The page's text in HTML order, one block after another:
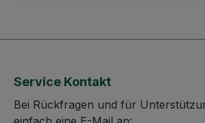
Service Kontakt
Bei Rückfragen und für